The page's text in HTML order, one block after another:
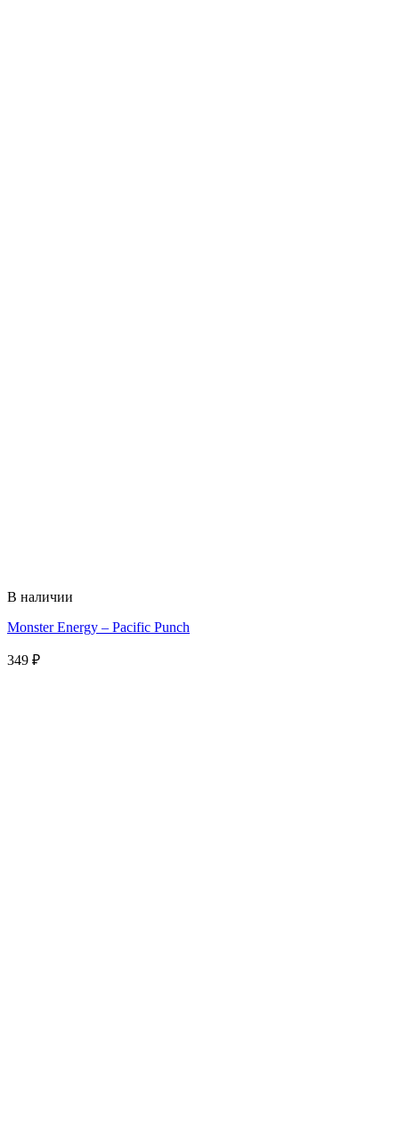
В наличии
Monster Energy – Pacific Punch
349 ₽